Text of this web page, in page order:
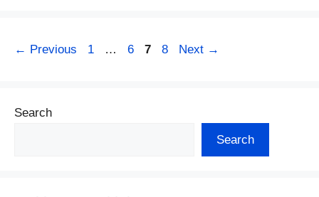
← Previous Page
1 … Page
6 Page
7 Page
8 Next →
Search
Search